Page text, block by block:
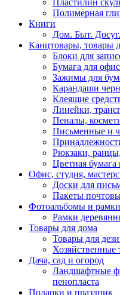
Пластилин
Полимерная
Книги
Дом. Быт.
Канцтовары, товары
Блоки для
Бумага для
Зажимы для
Карандаши
Клеящие
Линейки,
Пеналы,
Письменные и
Рюкзаки,
Цветная бумага
Офис, студия,
Доски для
Пакеты
Фотоальбомы и
Рамки
Товары для дома
Товары для
Хозяйственные
Дача, сад и огород
Ландшафтные
пенопласта
Подарки и праздник